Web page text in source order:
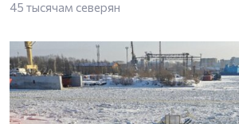
45 тысячам северян